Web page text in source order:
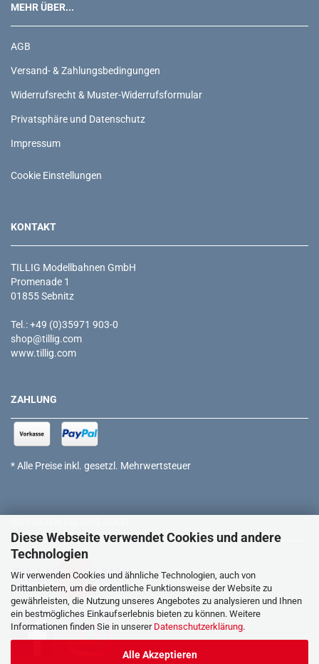
Diese Webseite verwendet Cookies und andere
Technologien
Wir verwenden Cookies und ähnliche Technologien, auch von
Drittanbietern, um die ordentliche Funktionsweise der Website zu
gewährleisten, die Nutzung unseres Angebotes zu analysieren und Ihnen
ein bestmögliches Einkaufserlebnis bieten zu können. Weitere
Informationen finden Sie in unserer Datenschutzerklärung.
Alle Akzeptieren
MEHR ÜBER...
AGB
Versand- & Zahlungsbedingungen
Widerrufsrecht & Muster-Widerrufsformular
Privatsphäre und Datenschutz
Impressum
Cookie Einstellungen
KONTAKT
TILLIG Modellbahnen GmbH
Promenade 1
01855 Sebnitz
Tel.: +49 (0)35971 903-0
shop@tillig.com
www.tillig.com
ZAHLUNG
* Alle Preise inkl. gesetzl. Mehrwertsteuer